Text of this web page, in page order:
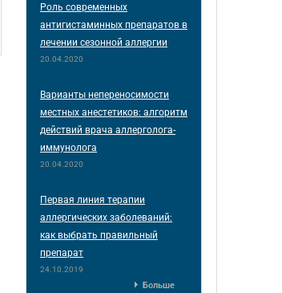
Роль современных
антигистаминных препаратов в
лечении сезонной аллергии
20.04.2020
Варианты непереносимости
местных анестетиков: алгоритм
действий врача аллерголога-
иммунолога
20.04.2020
Первая линия терапии
аллергических заболеваний:
как выбрать правильный
препарат
24.10.2019
Больше